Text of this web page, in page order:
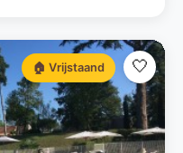
🏠 Vrijstaand 🤍